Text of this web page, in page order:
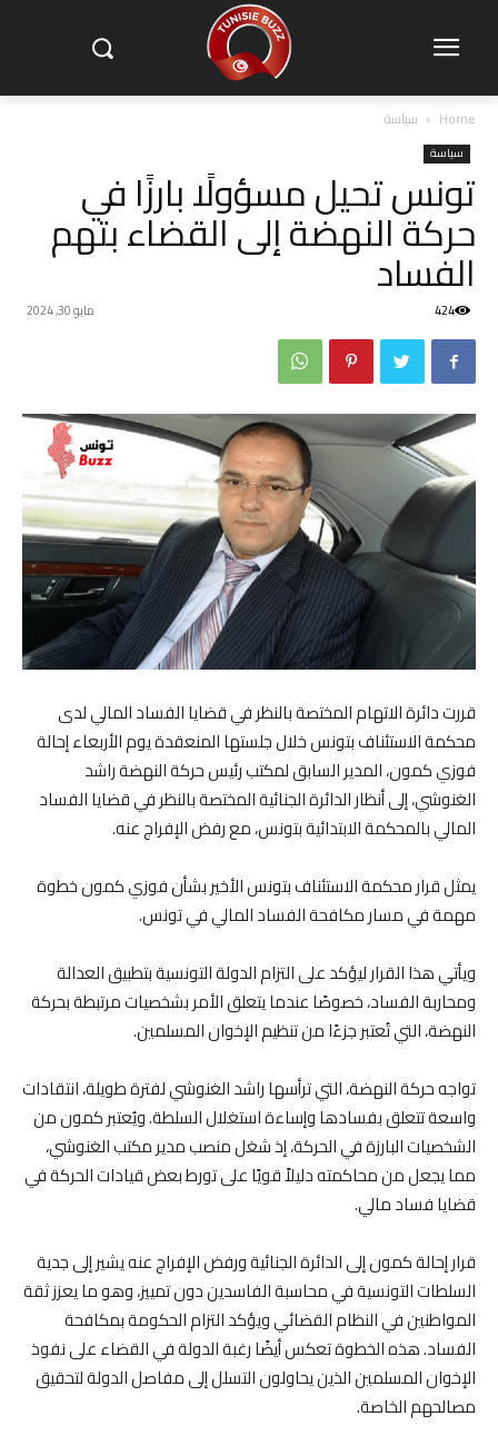
Home سياسة
سياسة
تونس تحيل مسؤولًا بارزًا في
حركة النهضة إلى القضاء بتهم
الفساد
مايو 30, 2024 424
قررت دائرة الاتهام المختصة بالنظر في قضايا الفساد المالي لدى
محكمة الاستئناف بتونس خلال جلستها المنعقدة يوم الأربعاء إحالة
فوزي كمون، المدير السابق لمكتب رئيس حركة النهضة راشد
الغنوشي، إلى أنظار الدائرة الجنائية المختصة بالنظر في قضايا الفساد
المالي بالمحكمة الابتدائية بتونس، مع رفض الإفراج عنه.
يمثل قرار محكمة الاستئناف بتونس الأخير بشأن فوزي كمون خطوة
مهمة في مسار مكافحة الفساد المالي في تونس.
ويأتي هذا القرار ليؤكد على التزام الدولة التونسية بتطبيق العدالة
ومحاربة الفساد، خصوصًا عندما يتعلق الأمر بشخصيات مرتبطة بحركة
النهضة، التي تُعتبر جزءًا من تنظيم الإخوان المسلمين.
تواجه حركة النهضة، التي ترأسها راشد الغنوشي لفترة طويلة، انتقادات
واسعة تتعلق بفسادها وإساءة استغلال السلطة. ويُعتبر كمون من
الشخصيات البارزة في الحركة، إذ شغل منصب مدير مكتب الغنوشي،
مما يجعل من محاكمته دليلاً قويًا على تورط بعض قيادات الحركة في
قضايا فساد مالي.
قرار إحالة كمون إلى الدائرة الجنائية ورفض الإفراج عنه يشير إلى جدية
السلطات التونسية في محاسبة الفاسدين دون تمييز، وهو ما يعزز ثقة
المواطنين في النظام القضائي ويؤكد التزام الحكومة بمكافحة
الفساد. هذه الخطوة تعكس أيضًا رغبة الدولة في القضاء على نفوذ
الإخوان المسلمين الذين يحاولون التسلل إلى مفاصل الدولة لتحقيق
مصالحهم الخاصة.